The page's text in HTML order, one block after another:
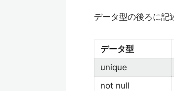
データ型の後ろに記
データ型
unique
not null